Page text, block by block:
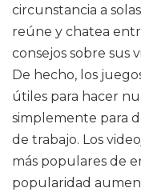
circunstancia a
reúne y chatea
consejos sobre sus
De hecho, los
útiles para hacer
simplemente para
de trabajo. Los
más populares de
popularidad